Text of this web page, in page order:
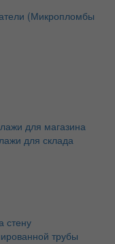
(Микропломбы
для магазина
для склада
стену
трубы